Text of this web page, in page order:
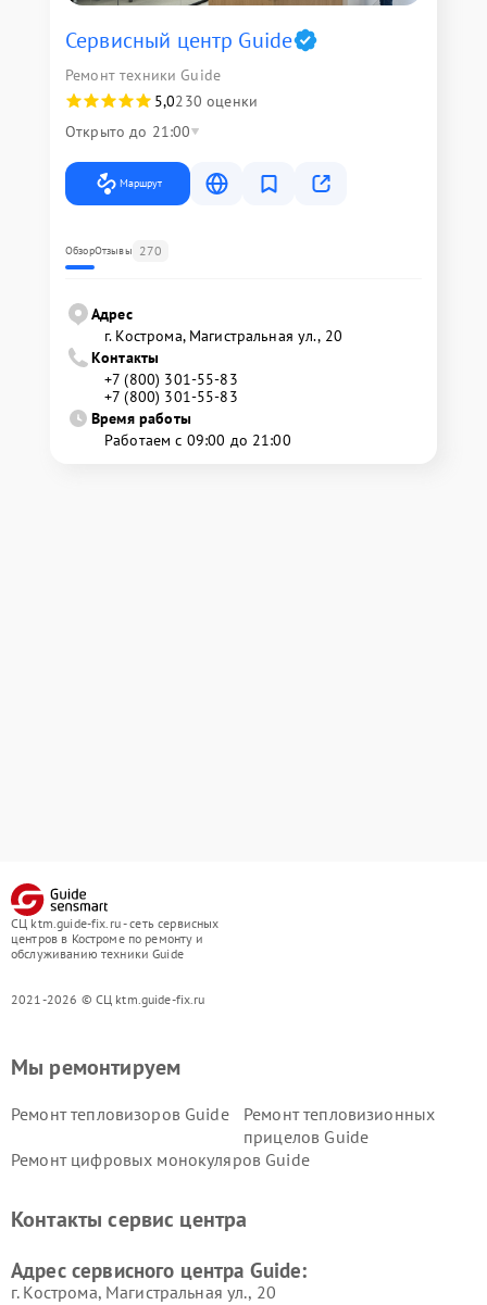
Сервисный центр Guide
Ремонт техники Guide
5,0230 оценки
Открыто до 21:00
Маршрут
ОбзорОтзывы 270
Адрес
г. Кострома, Магистральная ул., 20
Контакты
+7 (800) 301-55-83
+7 (800) 301-55-83
Время работы
Работаем с 09:00 до 21:00
СЦ ktm.guide-fix.ru - сеть сервисных
центров в Костроме по ремонту и
обслуживанию техники Guide
2021-2026 © СЦ ktm.guide-fix.ru
Мы ремонтируем
Ремонт тепловизоров Guide
Ремонт тепловизионных
прицелов Guide
Ремонт цифровых монокуляров Guide
Контакты сервис центра
Адрес сервисного центра Guide:
г. Кострома, Магистральная ул., 20